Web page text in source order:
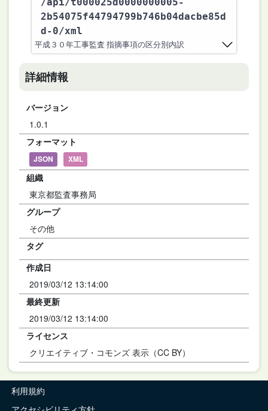
2b54075f44794799b746b04dacbe85d
d-0/xml
平成３０年工事監査 指摘事項の区分別内訳
詳細情報
バージョン
1.0.1
フォーマット
JSON XML
組織
東京都監査事務局
グループ
その他
タグ
作成日
2019/03/12 13:14:00
最終更新
2019/03/12 13:14:00
ライセンス
クリエイティブ・コモンズ 表示（CC BY）
利用規約